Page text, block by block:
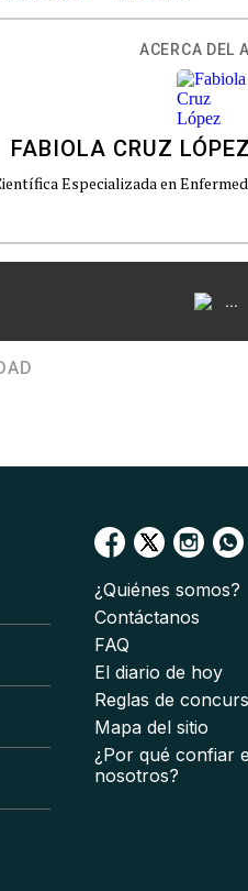
ACERCA DEL
FABIOLA CRUZ LÓPEZ
Especializada en
...
¿Quiénes somos?
Contáctanos
FAQ
El diario de hoy
Reglas de
Mapa del sitio
¿Por qué confiar
nosotros?